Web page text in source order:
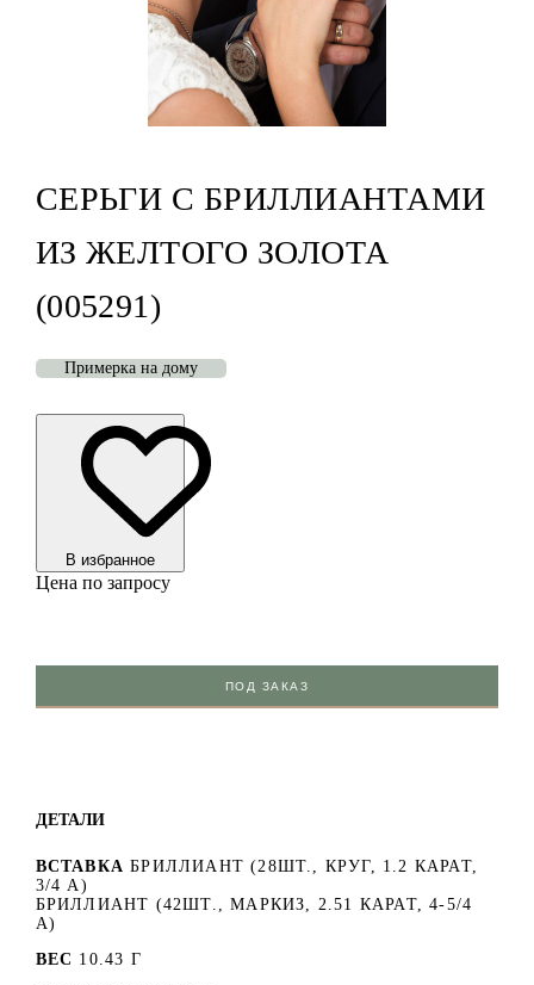
СЕРЬГИ С БРИЛЛИАНТАМИ
ИЗ ЖЕЛТОГО ЗОЛОТА
(005291)
Примерка на дому
В избранноe
Цена по запросу
ПОД ЗАКАЗ
ДЕТАЛИ
ВСТАВКА БРИЛЛИАНТ (28ШТ., КРУГ, 1.2 КАРАТ,
3/4 А)
БРИЛЛИАНТ (42ШТ., МАРКИЗ, 2.51 КАРАТ, 4-5/4
А)
ВЕС 10.43 Г